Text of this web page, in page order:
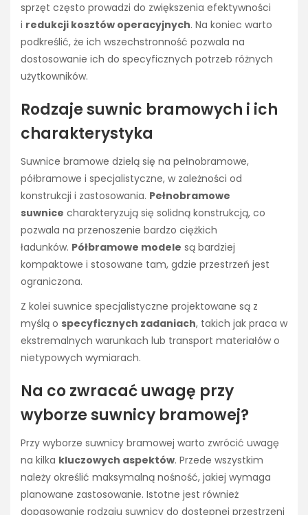
sprzęt często prowadzi do zwiększenia efektywności
i redukcji kosztów operacyjnych. Na koniec warto
podkreślić, że ich wszechstronność pozwala na
dostosowanie ich do specyficznych potrzeb różnych
użytkowników.
Rodzaje suwnic bramowych i ich
charakterystyka
Suwnice bramowe dzielą się na pełnobramowe,
półbramowe i specjalistyczne, w zależności od
konstrukcji i zastosowania. Pełnobramowe
suwnice charakteryzują się solidną konstrukcją, co
pozwala na przenoszenie bardzo ciężkich
ładunków. Półbramowe modele są bardziej
kompaktowe i stosowane tam, gdzie przestrzeń jest
ograniczona.
Z kolei suwnice specjalistyczne projektowane są z
myślą o specyficznych zadaniach, takich jak praca w
ekstremalnych warunkach lub transport materiałów o
nietypowych wymiarach.
Na co zwracać uwagę przy
wyborze suwnicy bramowej?
Przy wyborze suwnicy bramowej warto zwrócić uwagę
na kilka kluczowych aspektów. Przede wszystkim
należy określić maksymalną nośność, jakiej wymaga
planowane zastosowanie. Istotne jest również
dopasowanie rodzaju suwnicy do dostępnej przestrzeni